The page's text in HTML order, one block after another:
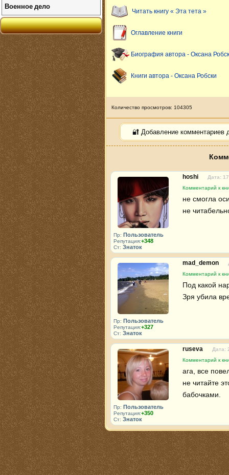
Читать книгу « Эта тета »
Оглавление книги
Биография автора - Оксана
Книги автора - Оксана Робски
Количество просмотров: 104305
🔐 Добавление комментариев
Пр: Пользователь
Репутация:+348
Ст: Знаток
hoshi
Дата:
Комментарий к
не смогла
не
Пр: Пользователь
Репутация:+327
Ст: Знаток
mad_demon
Комментарий к
Под какой
Зря убила
Пр: Пользователь
Репутация:+350
Ст: Знаток
ruseva
Дата:
Комментарий к
ага, все
не читайте
бабочками.
Военное дело